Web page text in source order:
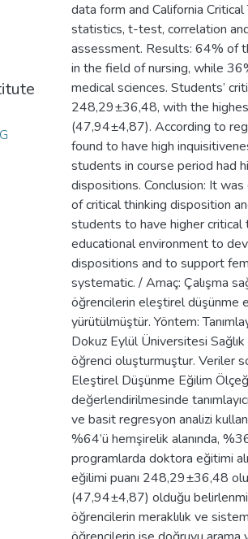
data form and California
statistics, t-test, correlation
assessment. Results: 64% of
in the field of nursing, while
medical sciences. Students’
248,29±36,48, with the
(47,94±4,87). According to
found to have high
students in course period had
dispositions. Conclusion: It
of critical thinking disposition
students to have higher
educational environment to
dispositions and to support
systematic. / Amaç: Çalışma
öğrencilerin eleştirel düşünme
yürütülmüştür. Yöntem:
Dokuz Eylül Üniversitesi
öğrenci oluşturmuştur. Veriler
Eleştirel Düşünme Eğilim
değerlendirilmesinde
ve basit regresyon analizi
%64’ü hemşirelik alanında,
programlarda doktora eğitimi
eğilimi puanı 248,29±36,48
(47,94±4,87) olduğu
öğrencilerin meraklılık ve